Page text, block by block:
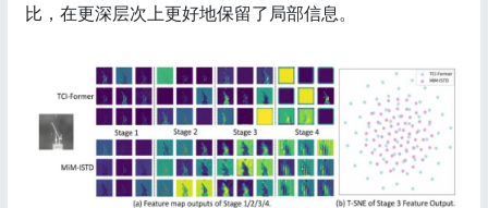
比，在更深层次上更好地保留了局部信息。